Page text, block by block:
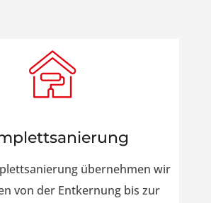
übernehmen wir
von der Entkernung bis zur